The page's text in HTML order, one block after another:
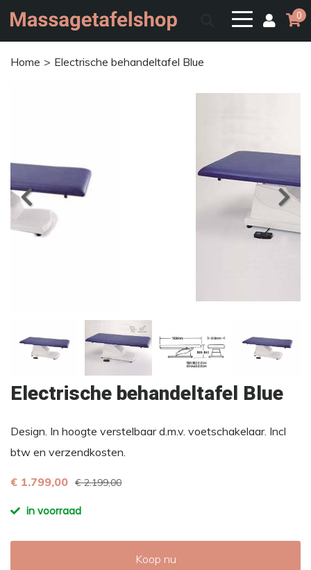
0
Home Electrische behandeltafel Blue
Electrische behandeltafel Blue
Design. In hoogte verstelbaar d.m.v. voetschakelaar. Incl
btw en verzendkosten.
€ 1.799,00 € 2.199,00
in voorraad
Koop nu